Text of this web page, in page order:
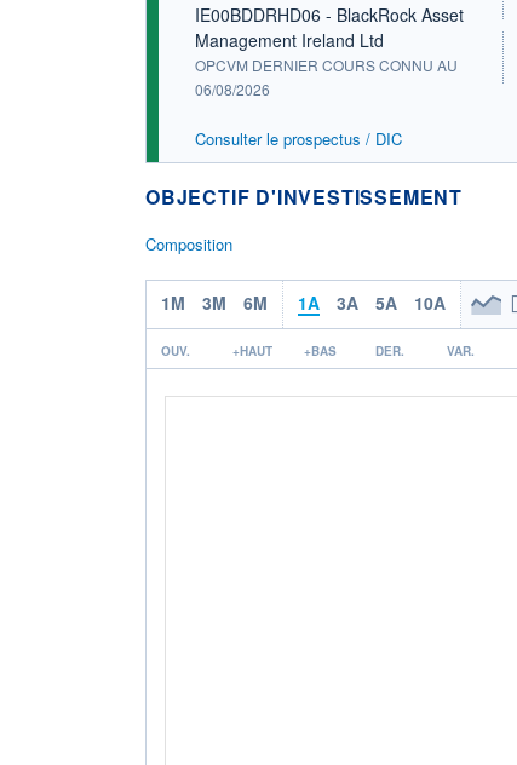
IE00BDDRHD06 - BlackRock Asset
Management Ireland Ltd
OPCVM DERNIER COURS CONNU AU
06/08/2026
Consulter le prospectus / DIC
OBJECTIF D'INVESTISSEMENT
Composition
1M 3M 6M 1A 3A 5A 10A
OUV. +HAUT +BAS DER. VAR.